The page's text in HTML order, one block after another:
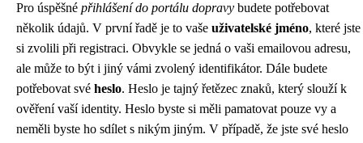
Pro úspěšné přihlášení do portálu dopravy budete potřebovat
několik údajů. V první řadě je to vaše uživatelské jméno, které jste
si zvolili při registraci. Obvykle se jedná o vaši emailovou adresu,
ale může to být i jiný vámi zvolený identifikátor. Dále budete
potřebovat své heslo. Heslo je tajný řetězec znaků, který slouží k
ověření vaší identity. Heslo byste si měli pamatovat pouze vy a
neměli byste ho sdílet s nikým jiným. V případě, že jste své heslo